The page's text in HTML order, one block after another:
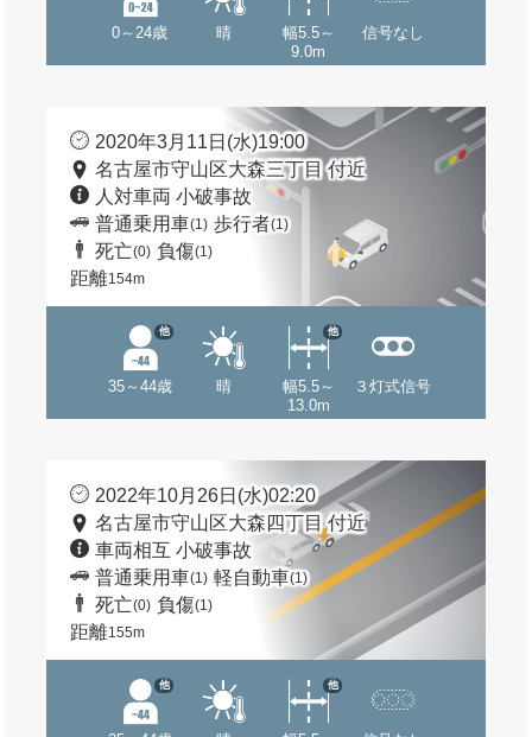
0～24歳 晴
幅5.5～
9.0m
信号なし
2020年3月11日(水)19:00
名古屋市守山区大森三丁目 付近
人対車両 小破事故
普通乗用車(1) 歩行者(1)
死亡(0) 負傷(1)
距離154m
35～44歳
他
晴
幅5.5～
13.0m
他
３灯式信号
2022年10月26日(水)02:20
名古屋市守山区大森四丁目 付近
車両相互 小破事故
普通乗用車(1) 軽自動車(1)
死亡(0) 負傷(1)
距離155m
他 他